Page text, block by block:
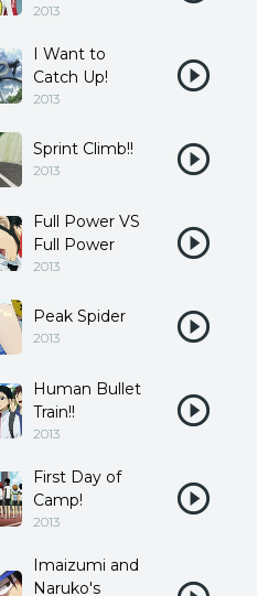
2013
I Want to
Catch Up!
2013
Sprint Climb!!
2013
Full Power VS
Full Power
2013
Peak Spider
2013
Human Bullet
Train!!
2013
First Day of
Camp!
2013
Imaizumi and
Naruko's